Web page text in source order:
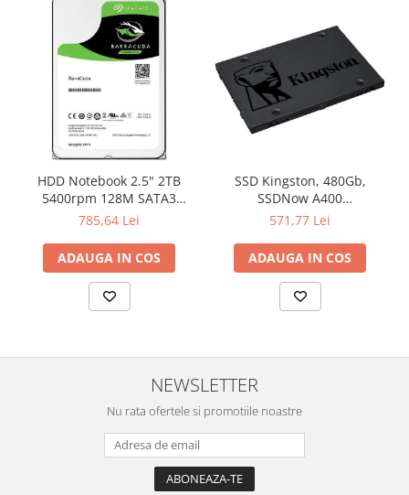
HDD Notebook 2.5" 2TB
5400rpm 128M SATA3
SEAGATE
785,64 Lei
ADAUGA IN COS
SSD Kingston, 480Gb,
SSDNow A400
"SA400S37/480G"
571,77 Lei
ADAUGA IN COS
NEWSLETTER
Nu rata ofertele si promotiile noastre